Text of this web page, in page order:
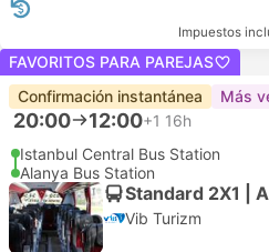
Impuestos
FAVORITOS PARA PAREJAS
Confirmación instantánea
Más
20:00 12:00+1 16h
Istanbul Central Bus Station
Alanya Bus Station
Standard 2X1 |
Vib Turizm